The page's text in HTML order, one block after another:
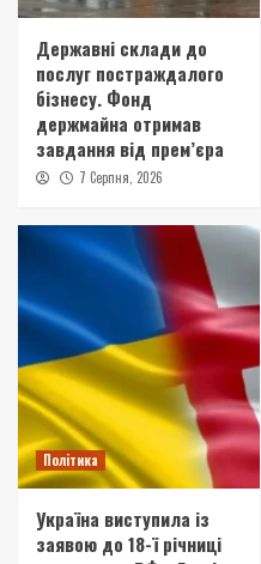
Державні склади до
послуг постраждалого
бізнесу. Фонд
держмайна отримав
завдання від прем’єра
7 Серпня, 2026
Політика
Україна виступила із
заявою до 18-ї річниці